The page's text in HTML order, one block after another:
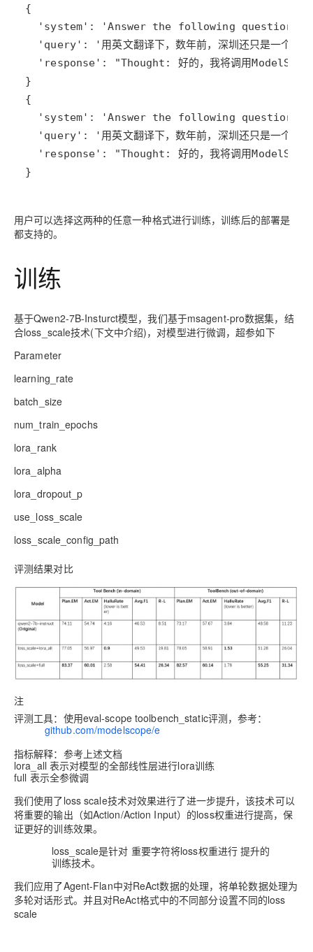
}
用户可以选择这两种的任意一种格式进行训练，训练后的部署是
都支持的。
训练
基于Qwen2-7B-Insturct模型，我们基于msagent-pro数据集，结
合loss_scale技术(下文中介绍)，对模型进行微调，超参如下
Parameter
learning_rate
batch_size
num_train_epochs
lora_rank
lora_alpha
lora_dropout_p
use_loss_scale
loss_scale_config_path
评测结果对比
注
评测工具：使用eval-scope toolbench_static评测，参考：
github.com/modelscope/e
指标解释：参考上述文档
lora_all 表示对模型的全部线性层进行lora训练
full 表示全参微调
我们使用了loss scale技术对效果进行了进一步提升，该技术可以
将重要的输出（如Action/Action Input）的loss权重进行提高，保
证更好的训练效果。
loss_scale是针对 重要字符将loss权重进行提升的
训练技术。
我们应用了Agent-Flan中对ReAct数据的处理，将单轮数据处理为
多轮对话形式。并且对ReAct格式中的不同部分设置不同的loss
scale